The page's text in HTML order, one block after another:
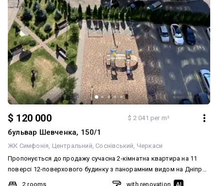
$ 120 000 $ 2 041 per m²
бульвар Шевченка, 150/1
ЖК Симфонія Центральний Соснівський Черкаси
Пропонується до продажу сучасна 2-кімнатна квартира на 11
поверсі 12-поверхового будинку з панорамним видом на Дніпро.
Основні переваги: автономне газове опалення (конденсаційний
2 rooms
with renovation AI